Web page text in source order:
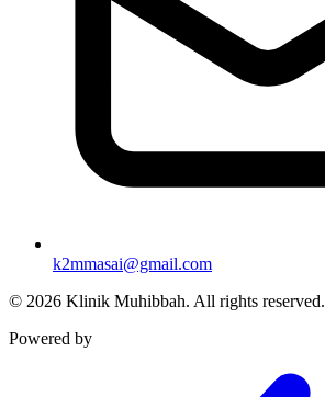
k2mmasai@gmail.com
© 2026 Klinik Muhibbah. All rights reserved.
Powered by